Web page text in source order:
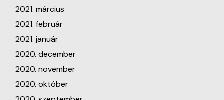
2021. március
2021. február
2021. január
2020. december
2020. november
2020. október